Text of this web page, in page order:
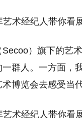
）旗下的艺
群人。一方面，
博览会去感受当代